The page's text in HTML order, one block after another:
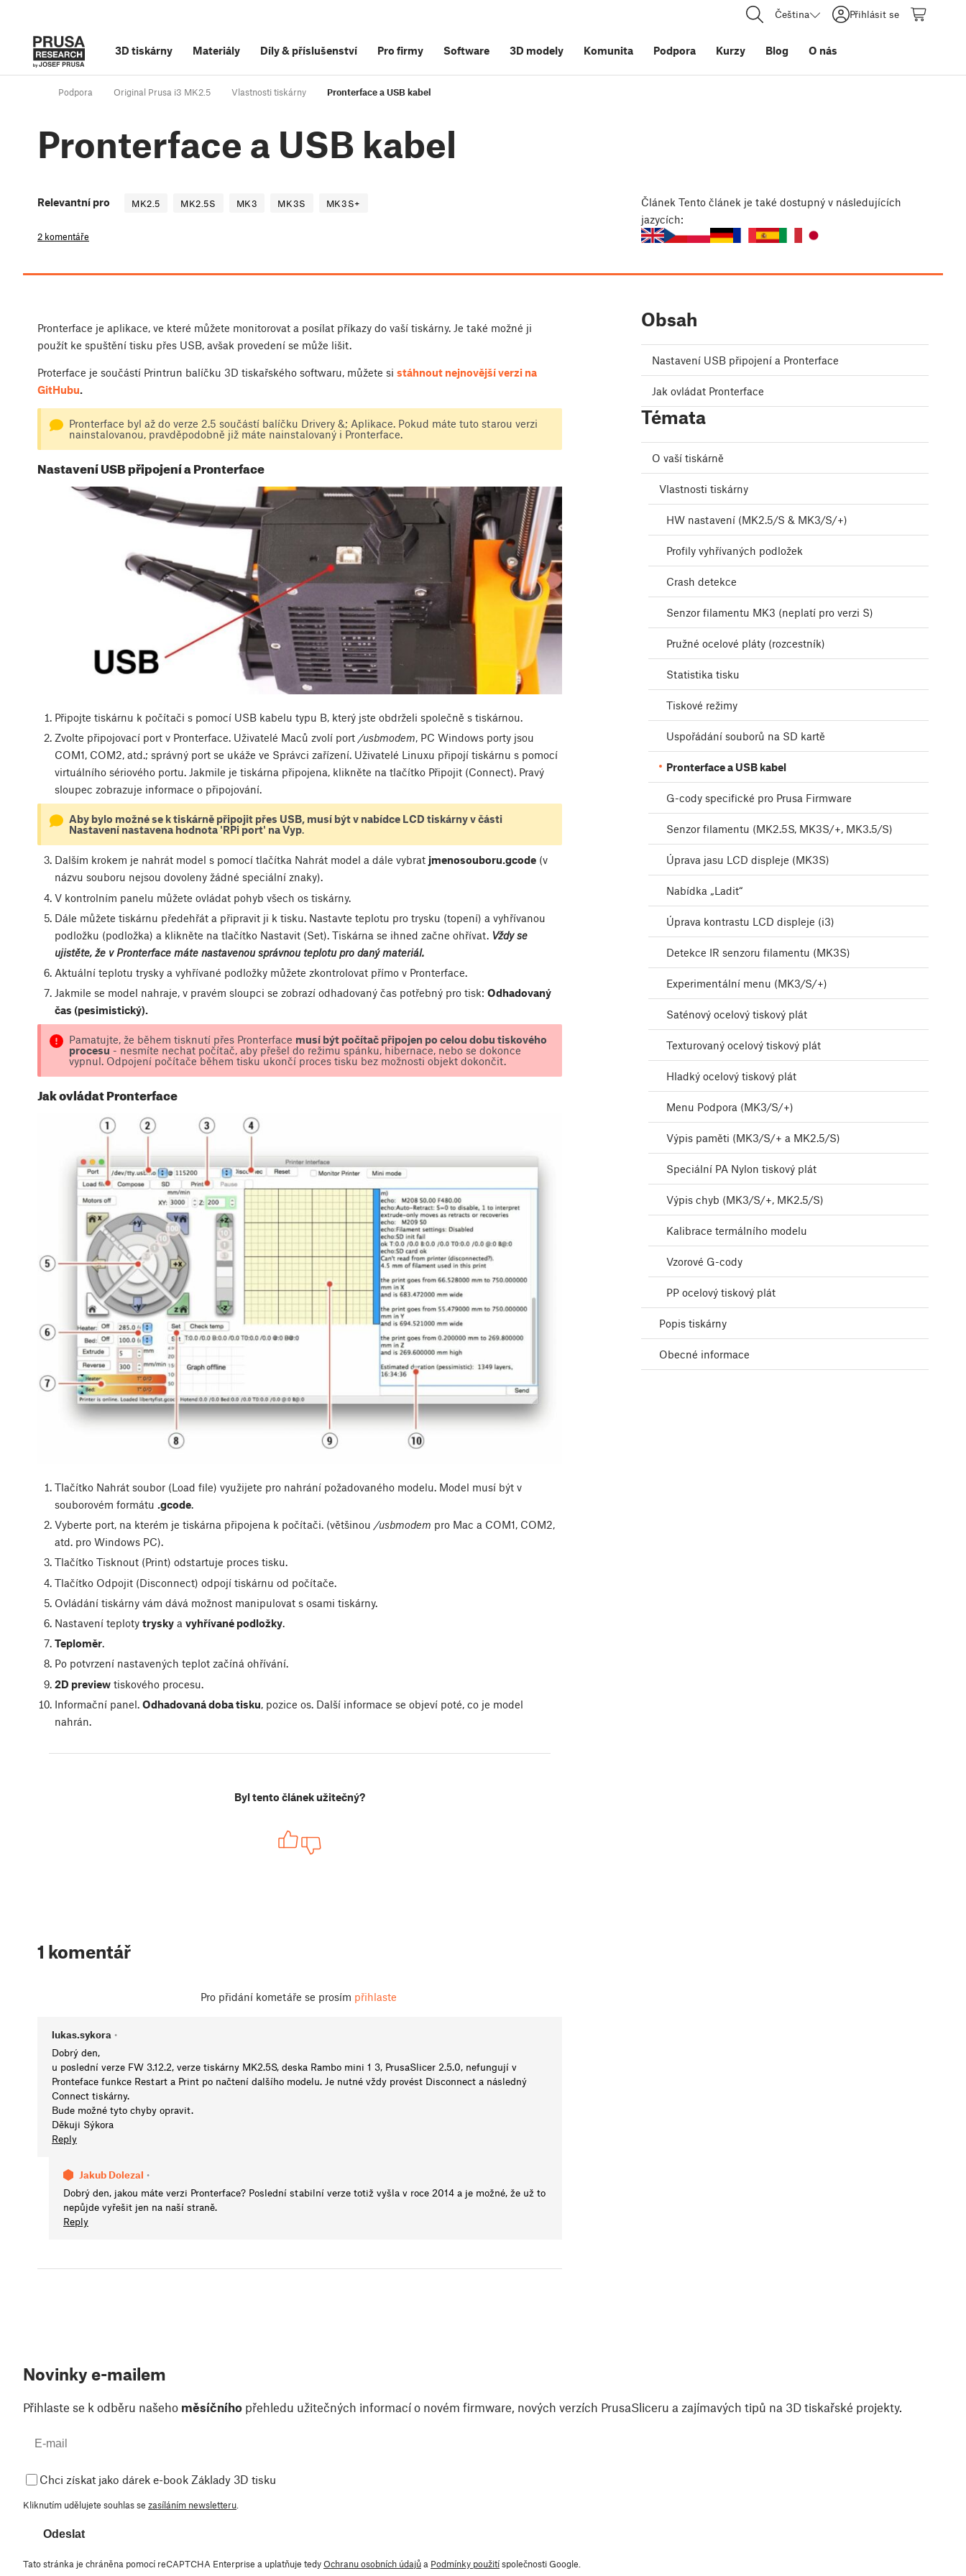
Čeština Přihlásit se
3D tiskárny Materiály Díly& příslušenství Pro firmy Software 3D modely Komunita Podpora Kurzy Blog O nás
Podpora Original Prusa i3 MK2.5 Vlastnosti tiskárny Pronterface a USB kabel
Pronterface a USB kabel
Relevantní pro MK2.5 MK2.5S MK3 MK3S MK3S+
2 komentáře
Článek Tento článek je také dostupný v následujících
jazycích:
Pronterface je aplikace, ve které můžete monitorovat a posílat příkazy do vaší tiskárny. Je také možné ji
použít ke spuštění tisku přes USB, avšak provedení se může lišit.
Proterface je součástí Printrun balíčku 3D tiskařského softwaru, můžete si stáhnout nejnovější verzi na
GitHubu.
Pronterface byl až do verze 2.5 součástí balíčku Drivery &; Aplikace. Pokud máte tuto starou verzi
nainstalovanou, pravděpodobně již máte nainstalovaný i Pronterface.
Nastavení USB připojení a Pronterface
Připojte tiskárnu k počítači s pomocí USB kabelu typu B, který jste obdrželi společně s tiskárnou.
Zvolte připojovací port v Pronterface. Uživatelé Maců zvolí port /usbmodem, PC Windows porty jsou
COM1, COM2, atd.; správný port se ukáže ve Správci zařízení. Uživatelé Linuxu připojí tiskárnu s pomocí
virtuálního sériového portu. Jakmile je tiskárna připojena, klikněte na tlačítko Připojit(Connect). Pravý
sloupec zobrazuje informace o připojování.
Aby bylo možné se k tiskárně připojit přes USB, musí být v nabídce LCD tiskárny v části
Nastavení nastavena hodnota 'RPi port' na Vyp.
Dalším krokem je nahrát model s pomocí tlačítka Nahrát model a dále vybrat jmenosouboru.gcode(v
názvu souboru nejsou dovoleny žádné speciální znaky).
V kontrolním panelu můžete ovládat pohyb všech os tiskárny.
Dále můžete tiskárnu předehřát a připravit ji k tisku. Nastavte teplotu pro trysku (topení) a vyhřívanou
podložku (podložka) a klikněte na tlačítko Nastavit(Set). Tiskárna se ihned začne ohřívat. Vždy se
ujistěte, že v Pronterface máte nastavenou správnou teplotu pro daný materiál.
Aktuální teplotu trysky a vyhřívané podložky můžete zkontrolovat přímo v Pronterface.
Jakmile se model nahraje, v pravém sloupci se zobrazí odhadovaný čas potřebný pro tisk: Odhadovaný
čas (pesimistický).
Pamatujte, že během tisknutí přes Pronterface musí být počítač připojen po celou dobu tiskového
procesu - nesmíte nechat počítač, aby přešel do režimu spánku, hibernace, nebo se dokonce
vypnul. Odpojení počítače během tisku ukončí proces tisku bez možnosti objekt dokončit.
Jak ovládat Pronterface
Tlačítko Nahrát soubor(Load file) využijete pro nahrání požadovaného modelu. Model musí být v
souborovém formátu .gcode.
Vyberte port, na kterém je tiskárna připojena k počítači. (většinou /usbmodem pro Mac a COM1, COM2,
atd. pro Windows PC).
Tlačítko Tisknout(Print) odstartuje proces tisku.
Tlačítko Odpojit(Disconnect) odpojí tiskárnu od počítače.
Ovládání tiskárny vám dává možnost manipulovat s osami tiskárny.
Nastavení teploty tryskya vyhřívané podložky.
Teploměr.
Po potvrzení nastavených teplot začíná ohřívání.
2D previewtiskového procesu.
Informační panel. Odhadovaná doba tisku, pozice os. Další informace se objeví poté, co je model
nahrán.
Byl tento článek užitečný?
1 komentář
Pro přidání kometáře se prosím přihlaste
lukas.sykora •
Dobrý den,
u poslední verze FW 3.12.2, verze tiskárny MK2.5S, deska Rambo mini 1 3, PrusaSlicer 2.5.0, nefungují v
Pronteface funkce Restart a Print po načtení dalšího modelu. Je nutné vždy provést Disconnect a následný
Connect tiskárny.
Bude možné tyto chyby opravit.
Děkuji Sýkora
Reply
Jakub Dolezal •
Dobrý den, jakou máte verzi Pronterface? Poslední stabilní verze totiž vyšla v roce 2014 a je možné, že už to
nepůjde vyřešit jen na naší straně.
Reply
Obsah
Nastavení USB připojení a Pronterface
Jak ovládat Pronterface
Témata
O vaší tiskárně
Vlastnosti tiskárny
HW nastavení (MK2.5/S & MK3/S/+)
Profily vyhřívaných podložek
Crash detekce
Senzor filamentu MK3 (neplatí pro verzi S)
Pružné ocelové pláty (rozcestník)
Statistika tisku
Tiskové režimy
Uspořádání souborů na SD kartě
Pronterface a USB kabel
G-cody specifické pro Prusa Firmware
Senzor filamentu (MK2.5S, MK3S/+, MK3.5/S)
Úprava jasu LCD displeje (MK3S)
Nabídka „Ladit“
Úprava kontrastu LCD displeje (i3)
Detekce IR senzoru filamentu (MK3S)
Experimentální menu (MK3/S/+)
Saténový ocelový tiskový plát
Texturovaný ocelový tiskový plát
Hladký ocelový tiskový plát
Menu Podpora (MK3/S/+)
Výpis paměti (MK3/S/+ a MK2.5/S)
Speciální PA Nylon tiskový plát
Výpis chyb (MK3/S/+, MK2.5/S)
Kalibrace termálního modelu
Vzorové G-cody
PP ocelový tiskový plát
Popis tiskárny
Obecné informace
Novinky e-mailem
Přihlaste se k odběru našeho měsíčního přehledu užitečných informací o novém firmware, nových verzích PrusaSliceru a zajímavých tipů na 3D tiskařské projekty.
Chci získat jako dárek e-book Základy 3D tisku
Kliknutím udělujete souhlas se zasíláním newsletteru
Odeslat
Tato stránka je chráněna pomocí reCAPTCHA Enterprise a uplatňuje tedyOchranu osobních údajůa Podmínky použitíspolečnosti Google.